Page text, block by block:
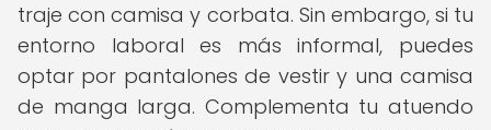
traje con camisa y corbata. Sin embargo, si tu
entorno laboral es más informal, puedes
optar por pantalones de vestir y una camisa
de manga larga. Complementa tu atuendo